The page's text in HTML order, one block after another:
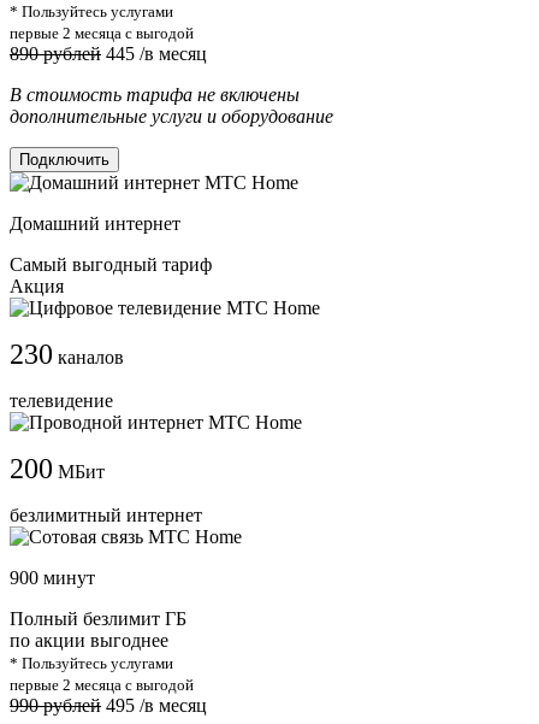
* Пользуйтесь услугами
первые 2 месяца с выгодой
890 рублей 445 /в месяц
В стоимость тарифа не включены
дополнительные услуги и оборудование
Подключить
Домашний интернет
Самый выгодный тариф
Акция
230 каналов
телевидение
200 МБит
безлимитный интернет
900 минут
Полный безлимит ГБ
по акции выгоднее
* Пользуйтесь услугами
первые 2 месяца с выгодой
990 рублей 495 /в месяц